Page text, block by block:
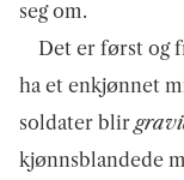
seg om.
Det er først og
ha et enkjønnet
soldater blir
kjønnsblandede